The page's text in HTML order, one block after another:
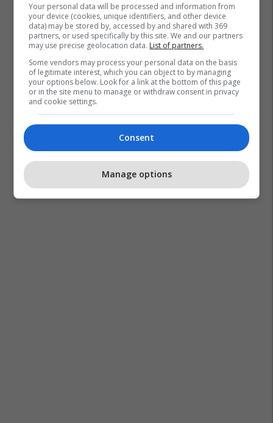
Telegrafi Real Estate
Pro Real Estate
Sllatinë E Madhe
Lagjja Qëndresa
Veternik
Rruga C
Your personal data will be processed and information from
your device (cookies, unique identifiers, and other device
data) may be stored by, accessed by and shared with 369
partners, or used specifically by this site. We and our partners
may use precise geolocation data. List of partners.
Some vendors may process your personal data on the basis
of legitimate interest, which you can object to by managing
your options below. Look for a link at the bottom of this page
or in the site menu to manage or withdraw consent in privacy
and cookie settings.
Consent
Manage options